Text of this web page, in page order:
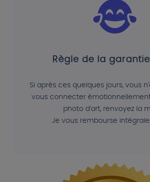
Règle de la garantie
Si après ces quelques jours, vous
vous connecter
photo d'art, renvoyez la
Je vous rembourse